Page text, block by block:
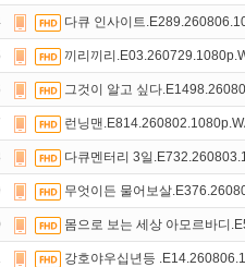
다큐 인사이트
끼리끼리
그것이 알고 싶다
런닝맨
다큐멘터리 3일
무엇이든 물어보살
몸으로 보는 세상 아모르바디
강호야우십년등